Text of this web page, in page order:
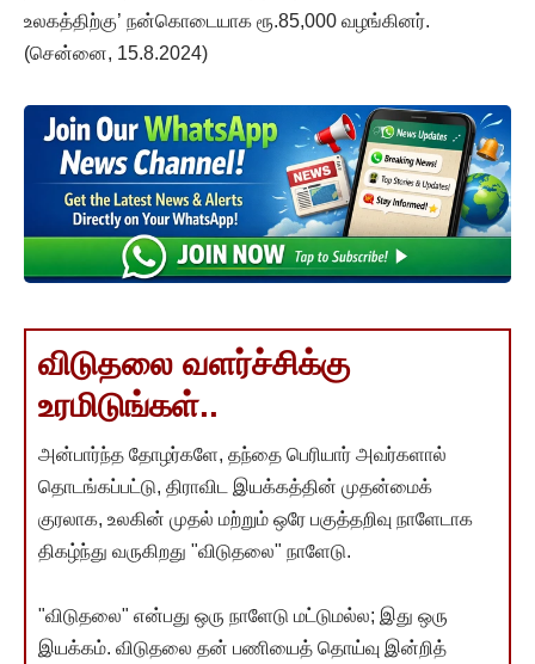
உலகத்திற்கு’ நன்கொடையாக ரூ.85,000 வழங்கினர்.
(சென்னை, 15.8.2024)
விடுதலை வளர்ச்சிக்கு
உரமிடுங்கள்..
அன்பார்ந்த தோழர்களே, தந்தை பெரியார் அவர்களால்
தொடங்கப்பட்டு, திராவிட இயக்கத்தின் முதன்மைக்
குரலாக, உலகின் முதல் மற்றும் ஒரே பகுத்தறிவு நாளேடாக
திகழ்ந்து வருகிறது "விடுதலை" நாளேடு.
"விடுதலை" என்பது ஒரு நாளேடு மட்டுமல்ல; இது ஒரு
இயக்கம். விடுதலை தன் பணியைத் தொய்வு இன்றித்